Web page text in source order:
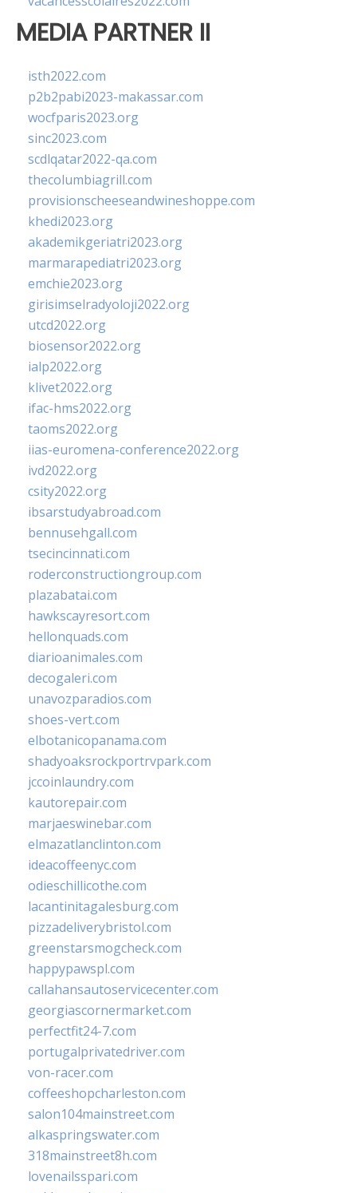
MEDIA PARTNER II
isth2022.com
p2b2pabi2023-makassar.com
wocfparis2023.org
sinc2023.com
scdlqatar2022-qa.com
thecolumbiagrill.com
provisionscheeseandwineshoppe.com
khedi2023.org
akademikgeriatri2023.org
marmarapediatri2023.org
emchie2023.org
girisimselradyoloji2022.org
utcd2022.org
biosensor2022.org
ialp2022.org
klivet2022.org
ifac-hms2022.org
taoms2022.org
iias-euromena-conference2022.org
ivd2022.org
csity2022.org
ibsarstudyabroad.com
bennusehgall.com
tsecincinnati.com
roderconstructiongroup.com
plazabatai.com
hawkscayresort.com
hellonquads.com
diarioanimales.com
decogaleri.com
unavozparadios.com
shoes-vert.com
elbotanicopanama.com
shadyoaksrockportrvpark.com
jccoinlaundry.com
kautorepair.com
marjaeswinebar.com
elmazatlanclinton.com
ideacoffeenyc.com
odieschillicothe.com
lacantinitagalesburg.com
pizzadeliverybristol.com
greenstarsmogcheck.com
happypawspl.com
callahansautoservicecenter.com
georgiascornermarket.com
perfectfit24-7.com
portugalprivatedriver.com
von-racer.com
coffeeshopcharleston.com
salon104mainstreet.com
alkaspringswater.com
318mainstreet8h.com
lovenailsspari.com